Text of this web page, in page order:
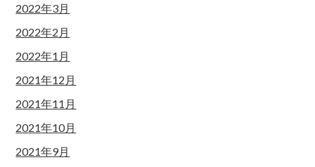
2022年3月
2022年2月
2022年1月
2021年12月
2021年11月
2021年10月
2021年9月